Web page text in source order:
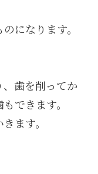
になります。
歯を削ってか
できます。
ます。